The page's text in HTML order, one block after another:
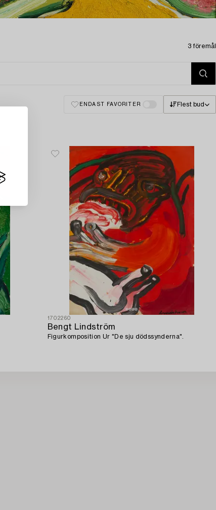
3 föremål
ENDAST FAVORITER Flest bud
1702260
Bengt Lindström
Figurkomposition Ur "De sju dödssynderna".